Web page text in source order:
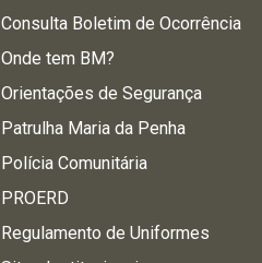
Consulta Boletim de Ocorrência
Onde tem BM?
Orientações de Segurança
Patrulha Maria da Penha
Polícia Comunitária
PROERD
Regulamento de Uniformes